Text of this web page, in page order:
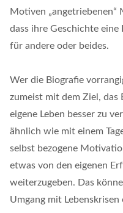
Motiven „angetriebenen“
dass ihre Geschichte
für andere oder beides.
Wer die Biografie
zumeist mit dem Ziel, das
eigene Leben besser zu
ähnlich wie mit einem
selbst bezogene
etwas von den eigenen
weiterzugeben. Das
Umgang mit